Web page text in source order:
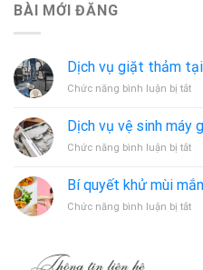
BÀI MỚI ĐĂNG
Dịch vụ giặt thảm
Chức năng bình luận bị tắtở
Dịch vụ vệ sinh máy
Chức năng bình luận bị tắtở
vụ
vệ
Bí quyết khử mùi
Chức năng bình luận bị tắtở